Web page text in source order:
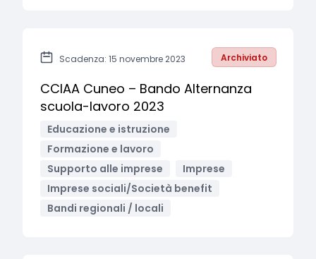
Scadenza: 15 novembre 2023 Archiviato
CCIAA Cuneo – Bando Alternanza
scuola-lavoro 2023
Educazione e istruzione
Formazione e lavoro
Supporto alle imprese
Imprese
Imprese sociali/Società benefit
Bandi regionali / locali